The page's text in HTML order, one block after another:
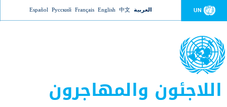
Jump to navigation UN العربية 中文
English
Français
Русский
Español
اللاجئون والمهاجرون